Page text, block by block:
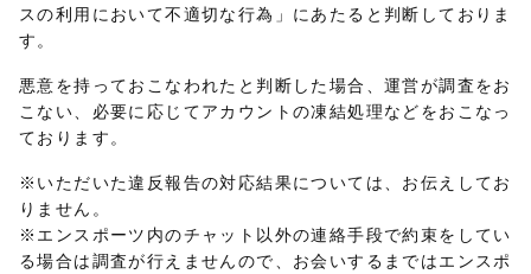
スの利用において不適切な行為」にあたると判断しておりま
す。
悪意を持っておこなわれたと判断した場合、運営が調査をお
こない、必要に応じてアカウントの凍結処理などをおこなっ
ております。
※いただいた違反報告の対応結果については、お伝えしてお
りません。
※エンスポーツ内のチャット以外の連絡手段で約束をしてい
る場合は調査が行えませんので、お会いするまではエンスポ